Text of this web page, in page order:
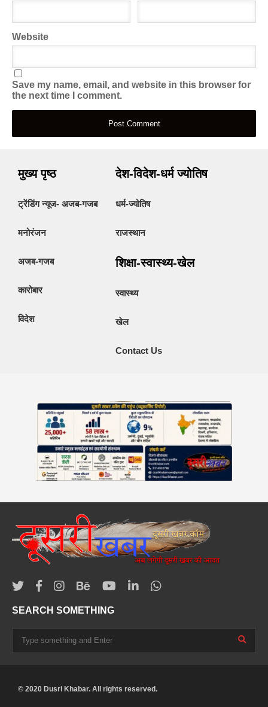
Website
Save my name, email, and website in this browser for
the next time I comment.
मुख्य पृष्ठ
ट्रेंडिंग न्यूज- अजब-गजब
मनोरंजन
अजब-गजब
कारोबार
विदेश
देश-विदेश-धर्म ज्योतिष
धर्म-ज्योतिष
राजस्थान
शिक्षा-स्वास्थ्य-खेल
स्वास्थ्य
खेल
Contact Us
SEARCH SOMETHING
© 2020 Dusri Khabar. All rights reserved.